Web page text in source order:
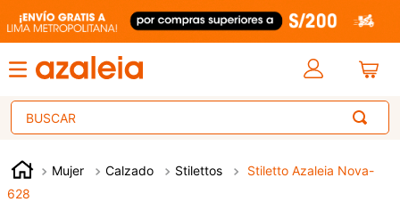
Buscar
Mujer Calzado Stilettos
Stiletto Azaleia Nova-
628